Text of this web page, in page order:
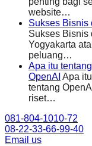
website…
Sukses Bisnis
Sukses Bisnis
Yogyakarta
peluang…
Apa itu
OpenAI Apa
tentang
riset…
081-804-1010-72
08-22-33-66-99-40
Email us